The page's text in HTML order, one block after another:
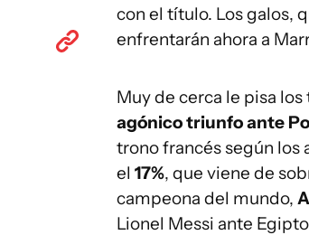
con el título. Los galos,
enfrentarán ahora a
Muy de cerca le pisa los
agónico triunfo ante
trono francés según
el 17%, que viene de
campeona del mundo,
Lionel Messi ante